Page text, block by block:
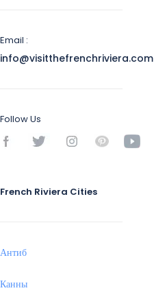
Email :
info@visitthefrenchriviera.com
Follow Us
French Riviera Cities
Антиб
Канны